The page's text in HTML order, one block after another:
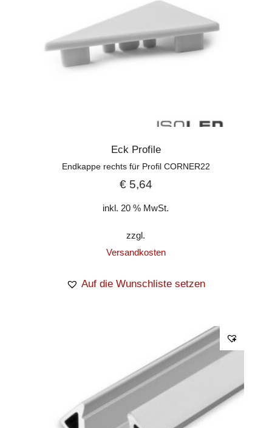
Eck Profile
Endkappe rechts für Profil CORNER22
€5,64
inkl. 20 % MwSt.
zzgl.
Versandkosten
Auf die Wunschliste setzen